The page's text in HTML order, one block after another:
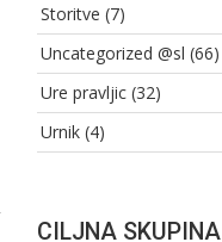
Storitve (7)
Uncategorized @sl (66)
Ure pravljic (32)
Urnik (4)
CILJNA SKUPINA